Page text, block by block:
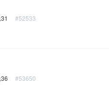
#52533
#53650